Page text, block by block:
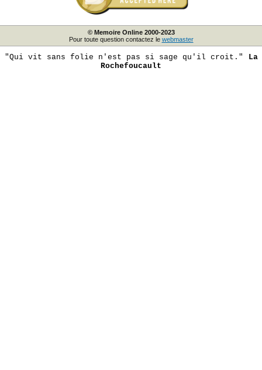
© Memoire Online 2000-2023
Pour toute question contactez le webmaster
"Qui vit sans folie n'est pas si sage qu'il croit."
La
Rochefoucault